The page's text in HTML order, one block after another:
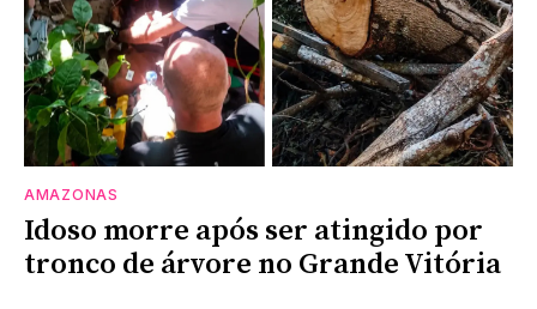
AMAZONAS
Idoso morre após ser atingido por
tronco de árvore no Grande Vitória